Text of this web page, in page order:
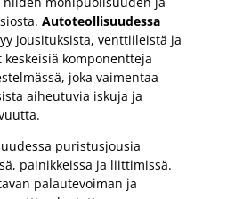
Autoteollisuudessa
jousituksista, venttiileistä ja
keskeisiä komponentteja
joka vaimentaa
aiheutuvia iskuja ja
puristusjousia
painikkeissa ja liittimissä.
palautevoiman ja